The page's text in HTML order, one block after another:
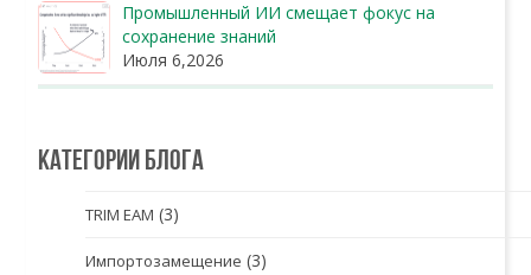
Промышленный ИИ смещает фокус на
сохранение знаний
Июля 6,2026
Категории блога
TRIM EAM (3)
Импортозамещение (3)